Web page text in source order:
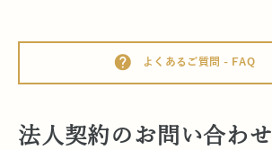
help よくあるご質問 - FAQ
法人契約のお問い合わせ